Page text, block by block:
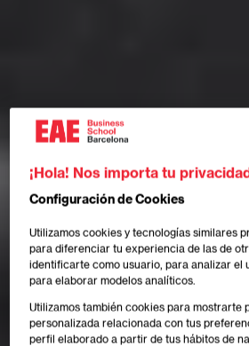
¡Hola! Nos importa tu
Configuración de Cookies
Utilizamos cookies y tecnologías similares
para diferenciar tu experiencia de las de
identificarte como usuario, para analizar el
para elaborar modelos analíticos.
Utilizamos también cookies para mostrarte
personalizada relacionada con tus
perfil elaborado a partir de tus hábitos de